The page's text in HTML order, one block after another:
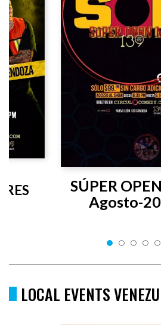
SÚPER
Agosto-
LOCAL EVENTS